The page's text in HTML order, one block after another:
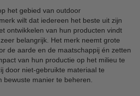
het gebied van outdoor
wilt dat iedereen het beste uit zijn
ontwikkelen van hun producten vindt
belangrijk. Het merk neemt grote
de aarde en de maatschappij én zetten
van hun productie op het milieu te
door niet-gebruikte materiaal te
bewuste manier te beheren.